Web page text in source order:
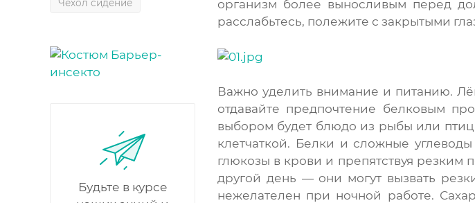
организм более выносливым перед
расслабьтесь, полежите с закрытыми
Важно уделить внимание и питанию.
отдавайте предпочтение белковым
выбором будет блюдо из рыбы или
клетчаткой. Белки и сложные
глюкозы в крови и препятствуя
другой день — они могут вызвать
нежелателен при ночной работе.
Чехол сидение
Будьте в курсе